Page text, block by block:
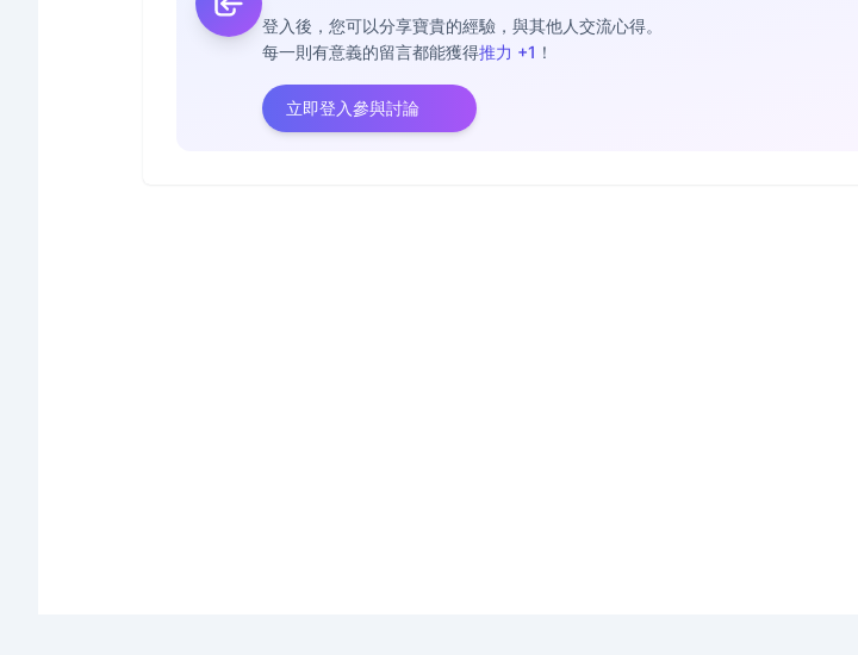
登入後，您可以分享寶貴的經驗，與其他人交流心得。
每一則有意義的留言都能獲得推力 +1 ！
立即登入參與討論